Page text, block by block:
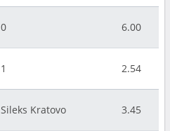
0 6.00
1 2.54
Sileks Kratovo 3.45